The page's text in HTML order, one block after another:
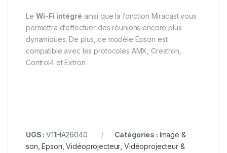
Le Wi-Fi intégré ainsi que la fonction Miracast vous
permettra d’effectuer des réunions encore plus
dynamiques. De plus, ce modèle Epson est
compatible avec les protocoles AMX, Crestron,
Control4 et Extron.
UGS :V11HA26040 Catégories : Image &
son ,Epson ,Vidéoprojecteur ,Vidéoprojecteur &